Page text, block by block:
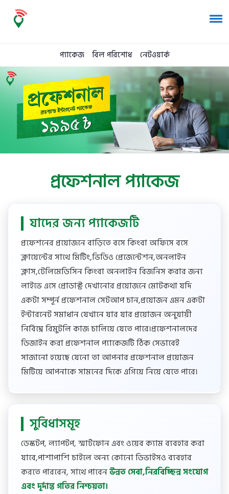
প্যাকেজ বিল পরিশোধ নেটওয়ার্ক
প্রফেশনাল প্যাকেজ
যাদের জন্য প্যাকেজটি
প্রফেশনের প্রয়োজনে বাড়িতে বসে কিংবা অফিসে বসে
ক্লায়েন্টের সাথে মিটিং,ভিডিও প্রেজেন্টেশন,অনলাইন
ক্লাস,টেলিমেডিসিন কিংবা অনলাইন বিজনিস করার জন্য
লাইভে এসে প্রোডাক্ট দেখানোর প্রয়োজনে মোটকথা যদি
একটা সম্পূর্ন প্রফেশনাল সেটআপ চান,প্রয়োজন এমন একটা
ইন্টারনেট সমাধান যেখানে যার যার প্রয়োজন অনুযায়ী
নির্বিঘ্নে রিমুটলি কাজ চালিয়ে যেতে পারে।প্রফেশনালদের
ডিজাইন করা প্রফেশনাল প্যাকেজটি ঠিক সেভাবেই
সাজানো হয়েছে যেনো তা আপনার প্রফেশনাল প্রয়োজন
মিটিয়ে আপনাকে সামনের দিকে এগিয়ে নিয়ে যেতে পারে।
সুবিধাসমূহ
ডেস্কটপ, ল্যাপটপ, স্মার্টফোন এবং ওয়েব ক্যাম ব্যবহার করা
যাবে,পাশাপাশি চাইলে অন্য কোনো ডিভাইসও ব্যবহার
করতে পারবেন, সাথে পাবেনউন্নত সেবা,নিরবিচ্ছিন্ন সংযোগ
এবং দূর্দান্ত গতির নিশ্চয়তা।